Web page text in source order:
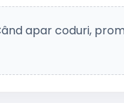
apar coduri,